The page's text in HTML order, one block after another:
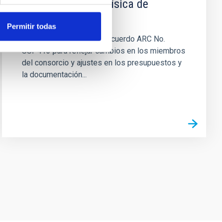
Permitir todas
Instituto de Astrofísica de
Modificar y actualizar el Acuerdo ARC No.
SSP413 para reflejar cambios en los miembros
del consorcio y ajustes en los presupuestos y
la documentación...